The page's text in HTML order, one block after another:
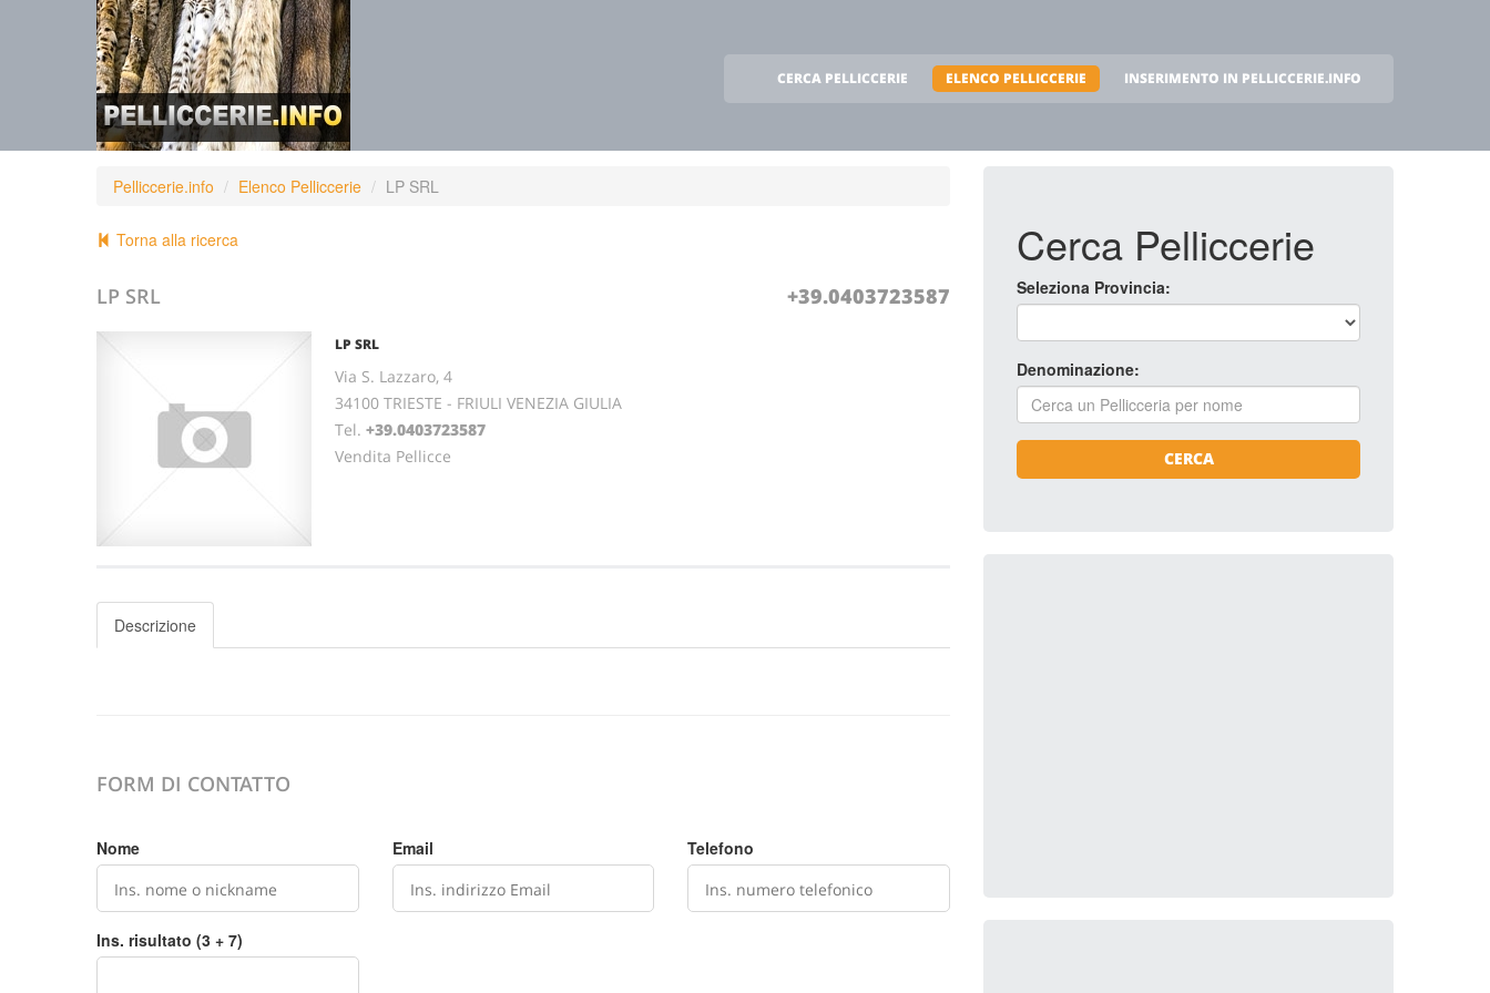
CERCA PELLICCERIE ELENCO PELLICCERIE INSERIMENTO IN PELLICCERIE.INFO
Pelliccerie.info Elenco Pelliccerie LP SRL
Torna alla ricerca
LP SRL +39.0403723587
LP SRL
Via S. Lazzaro, 4
34100 TRIESTE - FRIULI VENEZIA GIULIA
Tel. +39.0403723587
Vendita Pellicce
Descrizione
FORM DI CONTATTO
Nome Email Telefono
Ins. risultato (3 + 7)
Cerca Pelliccerie
Seleziona Provincia:
Denominazione:
CERCA